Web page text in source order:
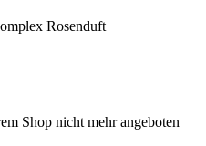
Rosenduft
Shop nicht mehr angeboten